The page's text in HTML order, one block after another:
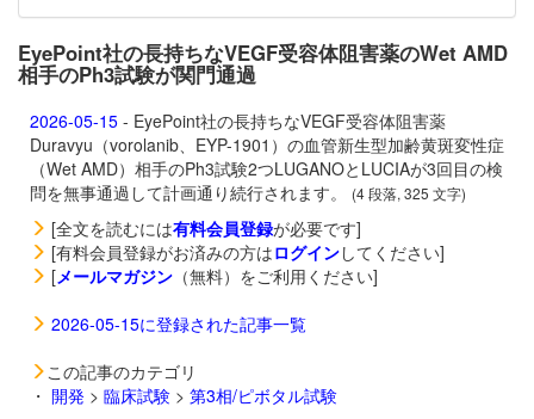
EyePoint社の長持ちなVEGF受容体阻害薬のWet AMD
相手のPh3試験が関門通過
2026-05-15 - EyePoint社の長持ちなVEGF受容体阻害薬
Duravyu（vorolanib、EYP-1901）の血管新生型加齢黄斑変性症
（Wet AMD）相手のPh3試験2つLUGANOとLUCIAが3回目の検
問を無事通過して計画通り続行されます。
(4 段落, 325 文字)
[全文を読むには有料会員登録が必要です]
[有料会員登録がお済みの方はログインしてください]
[メールマガジン （無料）をご利用ください]
2026-05-15に登録された記事一覧
この記事のカテゴリ
・ 開発 > 臨床試験 > 第3相/ピボタル試験